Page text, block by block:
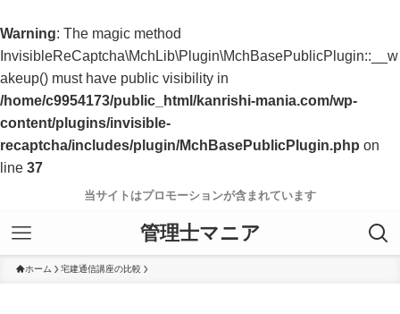
Warning: The magic method
InvisibleReCaptcha\MchLib\Plugin\MchBasePublicPlugin::__w
akeup() must have public visibility in
/home/c9954173/public_html/kanrishi-mania.com/wp-
content/plugins/invisible-
recaptcha/includes/plugin/MchBasePublicPlugin.php on
line 37
当サイトはプロモーションが含まれています
管理士マニア
ホーム 宅建通信講座の比較